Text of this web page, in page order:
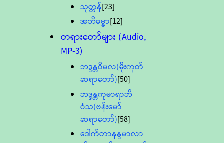
သုတ္တန်[23]
အဘိဓမ္မာ[12]
တရားတော်များ (Audio,
MP-3)
ဘဒ္ဒန္တဝိမလ(မိုးကုတ်
ဆရာတော်)[50]
ဘဒ္ဒန္တကုမာရာဘိ
ဝံသ(ဗန်းမော်
ဆရာတော်)[58]
ဒေါက်တာနန္ဒမာလာ